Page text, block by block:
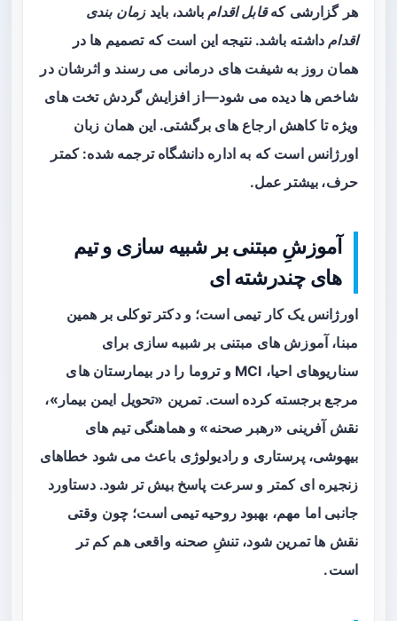
هر گزارشی کهقابل اقدام باشد، بایدزمان بندی
اقدام داشته باشد. نتیجه این است که تصمیم ها در
همان روز به شیفت های درمانی می رسند و اثرشان در
شاخص ها دیده می شود—از افزایش گردش تخت های
ویژه تا کاهش ارجاع های برگشتی. این همان زبان
اورژانس است که به اداره دانشگاه ترجمه شده:کمتر
حرف، بیشتر عمل.
آموزشِ مبتنی بر شبیه سازی و تیم
های چندرشته ای
اورژانس یک کار تیمی است؛ و دکتر توکلی بر همین
مبنا، آموزش های مبتنی بر شبیه سازی برای
سناریوهای احیا، MCI و تروما را در بیمارستان های
مرجع برجسته کرده است. تمرین «تحویل ایمن بیمار»،
نقش آفرینی «رهبر صحنه» و هماهنگی تیم های
بیهوشی، پرستاری و رادیولوژی باعث می شود خطاهای
زنجیره ای کمتر و سرعت پاسخ بیش تر شود. دستاورد
جانبی اما مهم، بهبود روحیه تیمی است؛ چون وقتی
نقش ها تمرین شود، تنشِ صحنه واقعی هم کم تر
است.